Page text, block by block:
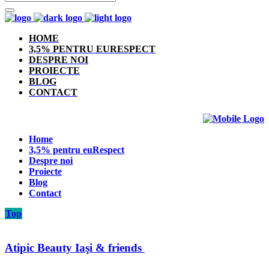
HOME
3,5% PENTRU EURESPECT
DESPRE NOI
PROIECTE
BLOG
CONTACT
Home
3,5% pentru euRespect
Despre noi
Proiecte
Blog
Contact
Top
Atipic Beauty Iaşi & friends